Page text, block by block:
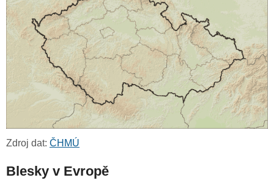
Zdroj dat: ČHMÚ
Blesky v Evropě